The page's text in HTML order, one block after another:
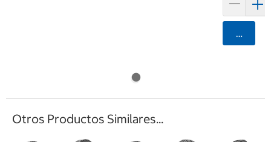
Otros Productos Similares...